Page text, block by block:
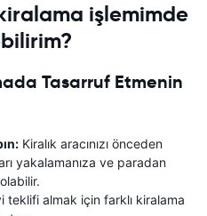
işlemimde
Tasarruf Etmenin
Kiralık aracınızı önceden
yakalamanıza ve paradan
teklifi almak için farklı kiralama